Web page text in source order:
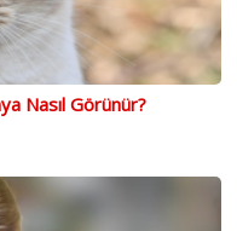
Nasıl Görünür?